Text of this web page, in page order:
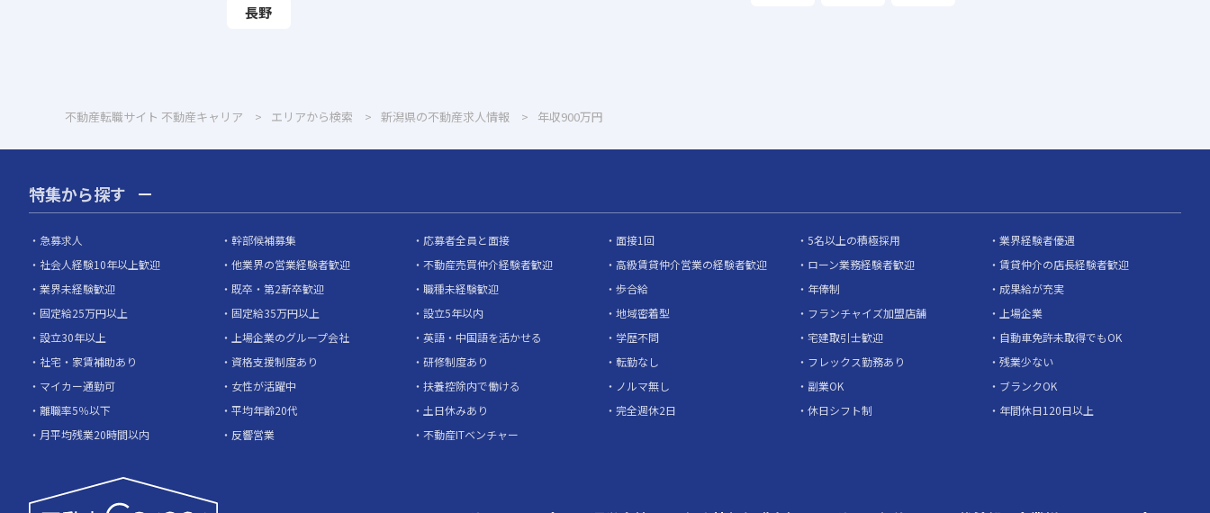
長野
不動産転職サイト 不動産キャリア エリアから検索 新潟県の不動産求人情報 年収900万円
特集から探す
急募求人 幹部候補募集 応募者全員と面接 面接1回 5名以上の積極採用
業界経験者優遇
社会人経験10年以上歓迎
他業界の営業経験者歓迎 不動産売買仲介経験者歓迎 高級賃貸仲介営業の経験者歓迎 ローン業務経験者歓迎
賃貸仲介の店長経験者歓迎
業界未経験歓迎
既卒・第2新卒歓迎 職種未経験歓迎 歩合給 年俸制
成果給が充実
固定給25万円以上
固定給35万円以上 設立5年以内 地域密着型 フランチャイズ加盟店舗
上場企業
設立30年以上
上場企業のグループ会社 英語・中国語を活かせる 学歴不問 宅建取引士歓迎
自動車免許未取得でもOK
社宅・家賃補助あり
資格支援制度あり 研修制度あり 転勤なし フレックス勤務あり
残業少ない
マイカー通勤可
女性が活躍中 扶養控除内で働ける ノルマ無し 副業OK
ブランクOK
離職率5％以下
平均年齢20代 土日休みあり 完全週休2日 休日シフト制
年間休日120日以上
月平均残業20時間以内
反響営業 不動産ITベンチャー